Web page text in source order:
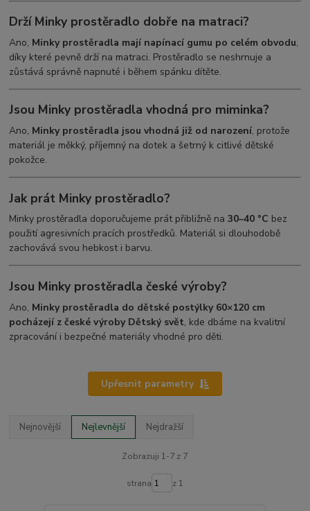
Drží Minky prostěradlo dobře na matraci?
Ano, Minky prostěradla mají napínací gumu po celém obvodu,
díky které pevně drží na matraci. Prostěradlo se neshrnuje a
zůstává správně napnuté i během spánku dítěte.
Jsou Minky prostěradla vhodná pro miminka?
Ano, Minky prostěradla jsou vhodná již od narození, protože
materiál je měkký, příjemný na dotek a šetrný k citlivé dětské
pokožce.
Jak prát Minky prostěradlo?
Minky prostěradla doporučujeme prát přibližně na30–40 °C bez
použití agresivních pracích prostředků. Materiál si dlouhodobě
zachovává svou hebkost i barvu.
Jsou Minky prostěradla české výroby?
Ano, Minky prostěradla do dětské postýlky 60×120 cm
pocházejí z české výroby Dětský svět, kde dbáme na kvalitní
zpracování i bezpečné materiály vhodné pro děti.
Upřesnit parametry
Nejnovější Nejlevnější Nejdražší
Zobrazuji 1-7 z 7
strana z 1